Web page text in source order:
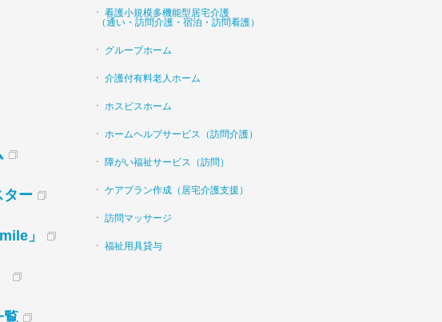
ター
」
覧
看護小規模多機能型居宅介護
（通い・訪問介護・宿泊・訪問看護）
グループホーム
介護付有料老人ホーム
ホスピスホーム
ホームヘルプサービス（訪問介護）
障がい福祉サービス（訪問）
ケアプラン作成（居宅介護支援）
訪問マッサージ
福祉用具貸与